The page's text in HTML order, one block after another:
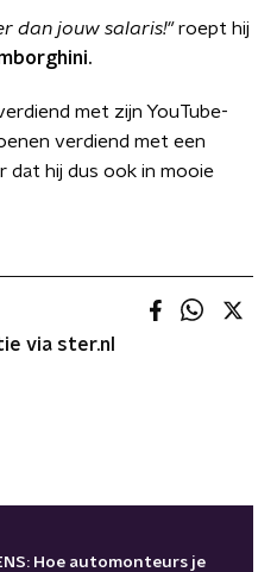
dan jouw salaris!"roept hij
met zijn YouTube-
verdiend met een
dat hij dus ook in mooie
via ster.nl
Hoe automonteurs je